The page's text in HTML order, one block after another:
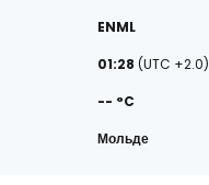
ENML
01:28 (UTC +2.0)
-- °C
Мольде